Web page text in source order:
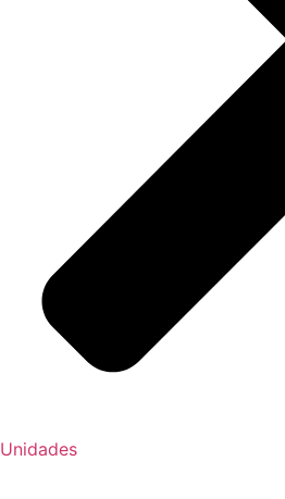
Unidades